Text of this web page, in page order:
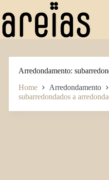
para
o
conteúdo
Arredondamento
Home
Arredondamento
subarredondados a